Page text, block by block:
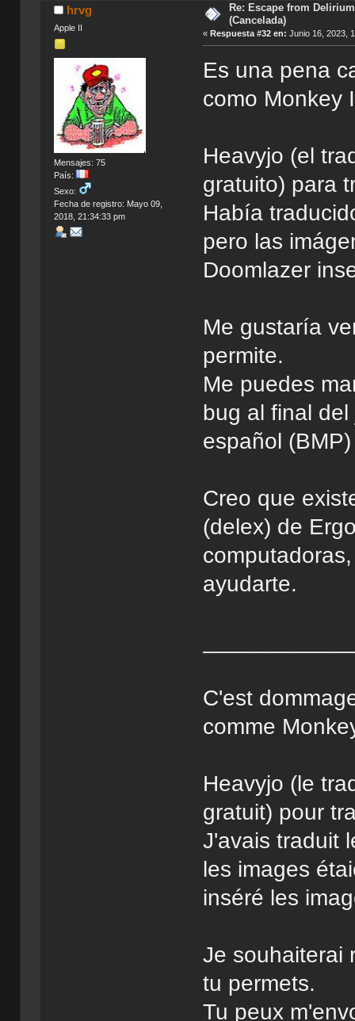
hrvg
Apple II
Mensajes: 75
País:
Sexo:
Fecha de registro: Mayo 09,
2018, 21:34:33 pm
Re: Escape from
(Cancelada)
«Respuesta #32 en: Junio 16, 2023,
Es una pena
como Monkey
Heavyjo (el
gratuito) para
Había
pero las
Doomlazer
Me gustaría
permite.
Me puedes
bug al final
español
Creo que
(delex) de
ayudarte.
C'est
comme
Heavyjo (le
gratuit) pour
J'avais traduit
les images
inséré les
Je souhaiterai
tu permets.
Tu peux